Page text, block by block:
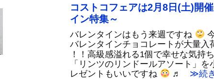
コストコフェアは2月8日(土)開
イン特集～
バレンタインはもう来週ですね
バレンタインチョコレートが大量入
！！高級感溢れる1個で幸せな気持
「リンツのリンドールアソート」
レゼントもいいですね
♬ ≫続き